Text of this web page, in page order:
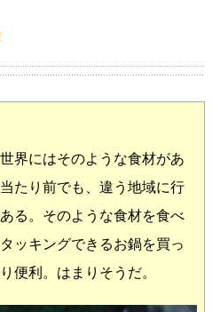
界にはそのような食材があ
たり前でも、違う地域に行
る。そのような食材を食べ
ッキングできるお鍋を買っ
便利。はまりそうだ。